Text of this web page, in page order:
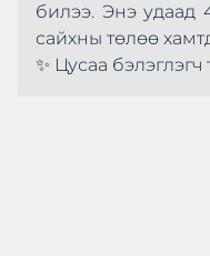
билээ. Энэ удаад
сайхны төлөө
✨ Цусаа бэлэглэгч